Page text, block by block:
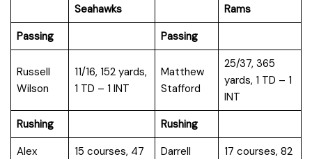
Seahawks
Rams
Passing
Passing
Russell
Wilson
11/16, 152 yards,
1 TD – 1 INT
Matthew
Stafford
25/37, 365
yards, 1 TD – 1
INT
Rushing
Rushing
Alex
15 courses, 47
Darrell
17 courses, 82